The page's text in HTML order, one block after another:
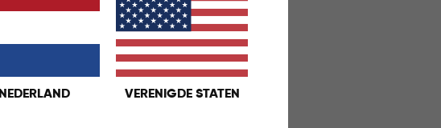
NEDERLAND VERENIGDE STATEN